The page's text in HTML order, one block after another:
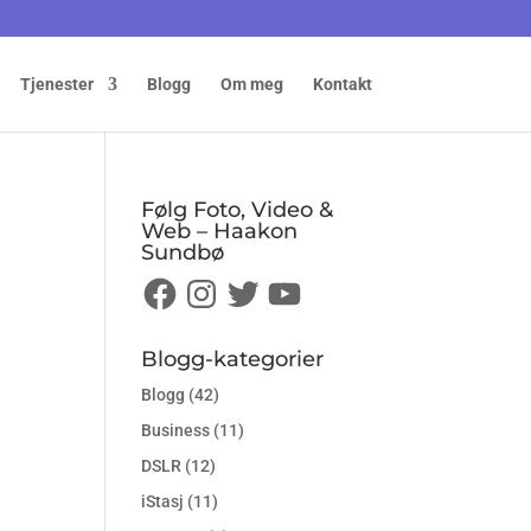
Tjenester Blogg Om meg Kontakt
Følg Foto, Video &
Web – Haakon
Sundbø
FacebookInstagram
TwitterYouTube
Blogg-kategorier
Blogg (42)
Business (11)
DSLR (12)
iStasj (11)